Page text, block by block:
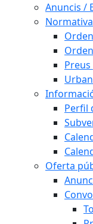
Anuncis /
Normativa
Perfil
Oferta